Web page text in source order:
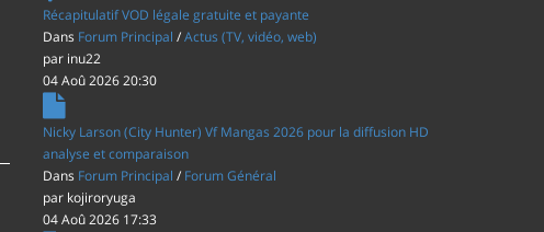
Récapitulatif VOD légale gratuite et payante
Dans Forum Principal /Actus (TV, vidéo, web)
par inu22
04 Aoû 2026 20:30
Nicky Larson (City Hunter) Vf Mangas 2026 pour la diffusion HD
analyse et comparaison
Dans Forum Principal / Forum Général
par kojiroryuga
04 Aoû 2026 17:33